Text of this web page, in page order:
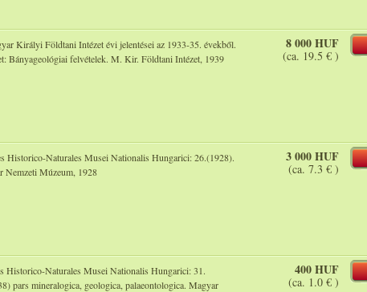
Királyi Földtani Intézet évi jelentései az 1933-35. évekből.
Bányageológiai felvételek. M. Kir. Földtani Intézet, 1939
8 000 HUF
(ca. 19.5 € )
Historico-Naturales Musei Nationalis Hungarici: 26.(1928).
Nemzeti Múzeum, 1928
3 000 HUF
(ca. 7.3 € )
Historico-Naturales Musei Nationalis Hungarici: 31.
pars mineralogica, geologica, palaeontologica. Magyar
400 HUF
(ca. 1.0 € )